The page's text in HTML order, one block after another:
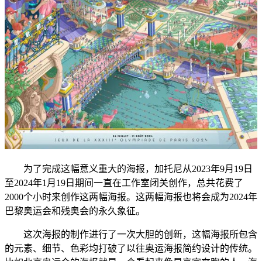
为了完成这幅意义重大的海报，加托尼从2023年9月19日
至2024年1月19日期间一直在工作室闭关创作，总共花费了
2000个小时来创作这两幅海报。这两幅海报也将会成为2024年
巴黎奥运会和残奥会的永久象征。
这次海报的制作进行了一次大胆的创新，这幅海报所包含
的元素、细节、色彩均打破了以往奥运海报简约设计的传统。